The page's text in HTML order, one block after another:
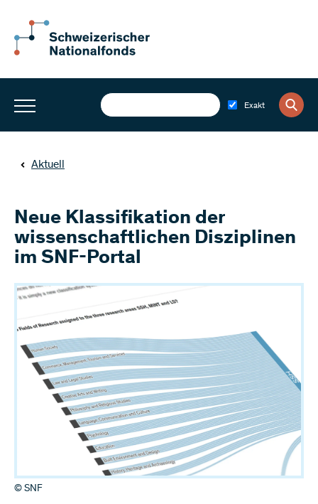
Exakt
Aktuell
Neue Klassifikation der
wissenschaftlichen Disziplinen
im SNF-Portal
© SNF